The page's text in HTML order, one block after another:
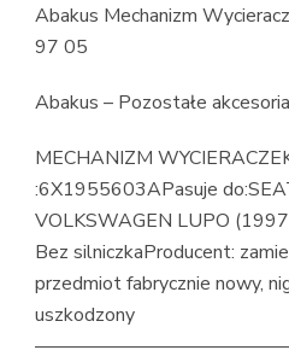
Abakus Mechanizm
97 05
Abakus – Pozostałe
MECHANIZM
:6X1955603APasuje
VOLKSWAGEN LUPO
Bez silniczkaProducent:
przedmiot fabrycznie nowy,
uszkodzony